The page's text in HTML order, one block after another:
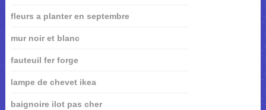
fleurs a planter en septembre
mur noir et blanc
fauteuil fer forge
lampe de chevet ikea
baignoire ilot pas cher